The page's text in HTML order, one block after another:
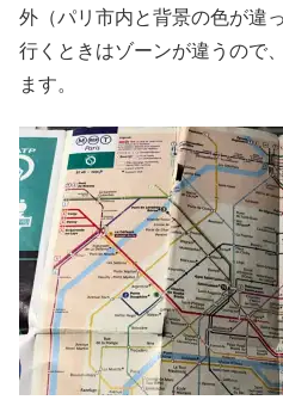
外（パリ市内と背景の色が違
行くときはゾーンが違うので
ます。